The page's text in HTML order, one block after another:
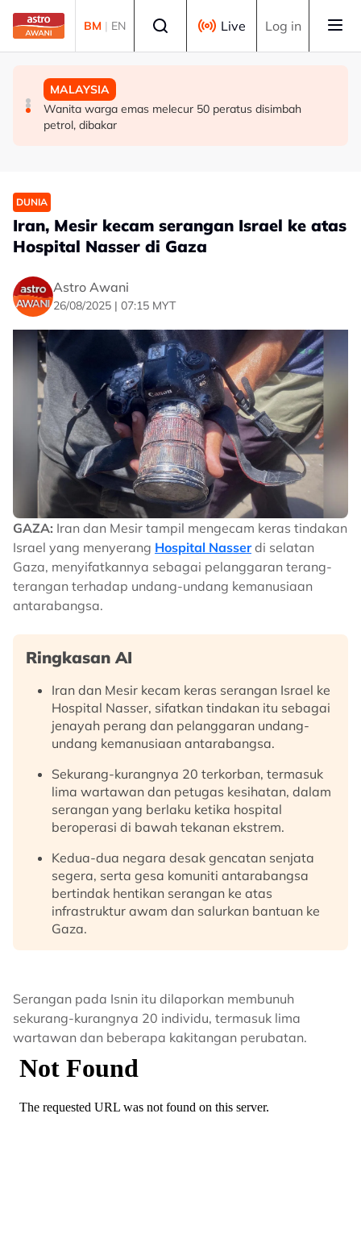
Skip to main content
BM | EN Live Log in
MALAYSIA
Berita tempatan pilihan sepanjang hari ini
DUNIA
Singapura sambut Hari Kebangsaan ke-61, NDP kembali
ke Stadium Negara
MALAYSIA
Wanita warga emas melecur 50 peratus disimbah
petrol, dibakar
DUNIA
Iran, Mesir kecam serangan Israel ke atas
Hospital Nasser di Gaza
Astro Awani
26/08/2025 | 07:15 MYT
GAZA: Iran dan Mesir tampil mengecam keras tindakan
Israel yang menyerang Hospital Nasserdi selatan
Gaza, menyifatkannya sebagai pelanggaran terang-
terangan terhadap undang-undang kemanusiaan
antarabangsa.
Ringkasan AI
Iran dan Mesir kecam keras serangan Israel ke
Hospital Nasser, sifatkan tindakan itu sebagai
jenayah perang dan pelanggaran undang-
undang kemanusiaan antarabangsa.
Sekurang-kurangnya 20 terkorban, termasuk
lima wartawan dan petugas kesihatan, dalam
serangan yang berlaku ketika hospital
beroperasi di bawah tekanan ekstrem.
Kedua-dua negara desak gencatan senjata
segera, serta gesa komuniti antarabangsa
bertindak hentikan serangan ke atas
infrastruktur awam dan salurkan bantuan ke
Gaza.
Serangan pada Isnin itu dilaporkan membunuh
sekurang-kurangnya 20 individu, termasuk lima
wartawan dan beberapa kakitangan perubatan.